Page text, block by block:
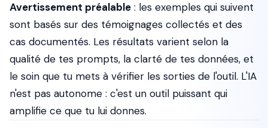
Avertissement préalable : les exemples qui suivent
sont basés sur des témoignages collectés et des
cas documentés. Les résultats varient selon la
qualité de tes prompts, la clarté de tes données, et
le soin que tu mets à vérifier les sorties de l'outil. L'IA
n'est pas autonome : c'est un outil puissant qui
amplifie ce que tu lui donnes.